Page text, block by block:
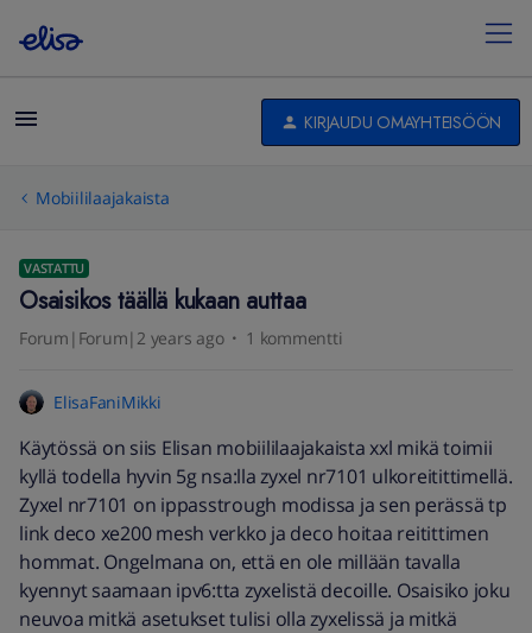
KIRJAUDU OMAYHTEISÖÖN
Mobiililaajakaista
VASTATTU
Osaisikos täällä kukaan auttaa
Forum|Forum|2 years ago 1 kommentti
ElisaFaniMikki
Käytössä on siis Elisan mobiililaajakaista xxl mikä toimii
kyllä todella hyvin 5g nsa:lla zyxel nr7101 ulkoreitittimellä.
Zyxel nr7101 on ippasstrough modissa ja sen perässä tp
link deco xe200 mesh verkko ja deco hoitaa reitittimen
hommat. Ongelmana on, että en ole millään tavalla
kyennyt saamaan ipv6:tta zyxelistä decoille. Osaisiko joku
neuvoa mitkä asetukset tulisi olla zyxelissä ja mitkä